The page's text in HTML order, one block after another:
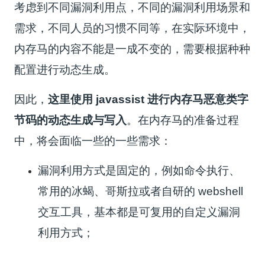
考虑到不同漏洞利用点，不同的漏洞利用场景和
需求，不同人员的习惯不同等，在实际环境中，
内存马的内容不能是一成不变的，需要根据种种
配置进行动态生成。
因此，这里使用 javassist 进行内存马恶意类字
节码的动态生成与写入。在内存马的准备过程
中，将会面临一些的一些需求：
漏洞利用方式是固定的，例如命令执行、
常用的冰蝎、哥斯拉或者自研的 webshell
交互工具，基本都是可复用的自定义漏洞
利用方式；